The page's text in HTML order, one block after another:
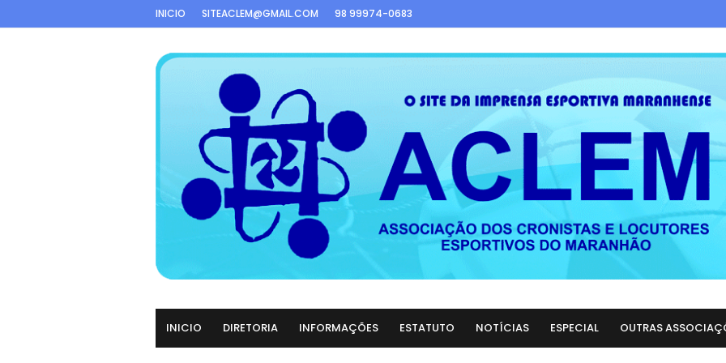
INICIO SITEACLEM@GMAIL.COM 98 99974-0683
INICIO DIRETORIA INFORMAÇÕES ESTATUTO NOTÍCIAS ESPECIAL OUTRAS